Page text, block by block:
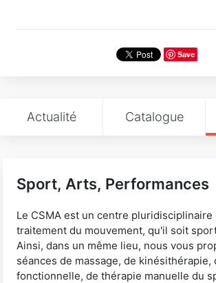
Save
Actualité Catalogue
Sport, Arts, Performances
Le CSMA est un centre pluridisciplinaire
traitement du mouvement, qu'il soit
Ainsi, dans un même lieu, nous vous
séances de massage, de kinésithérapie,
fonctionnelle, de thérapie manuelle du